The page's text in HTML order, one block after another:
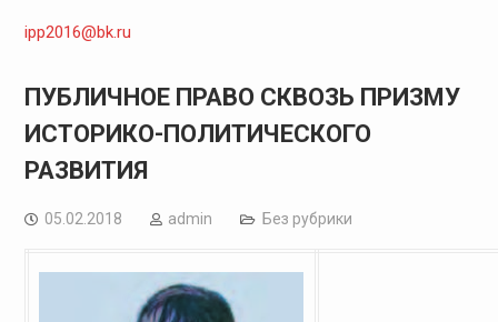
ipp2016@bk.ru
ПУБЛИЧНОЕ ПРАВО СКВОЗЬ ПРИЗМУ
ИСТОРИКО-ПОЛИТИЧЕСКОГО
РАЗВИТИЯ
05.02.2018 admin Без рубрики